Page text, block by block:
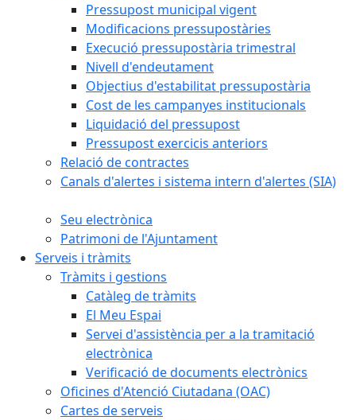
Pressupost municipal vigent
Modificacions pressupostàries
Execució pressupostària trimestral
Nivell d'endeutament
Objectius d'estabilitat pressupostària
Cost de les campanyes institucionals
Liquidació del pressupost
Pressupost exercicis anteriors
Relació de contractes
Canals d'alertes i sistema intern d'alertes (SIA)
Seu electrònica
Patrimoni de l'Ajuntament
Serveis i tràmits
Tràmits i gestions
Catàleg de tràmits
El Meu Espai
Servei d'assistència per a la tramitació
electrònica
Verificació de documents electrònics
Oficines d'Atenció Ciutadana (OAC)
Cartes de serveis